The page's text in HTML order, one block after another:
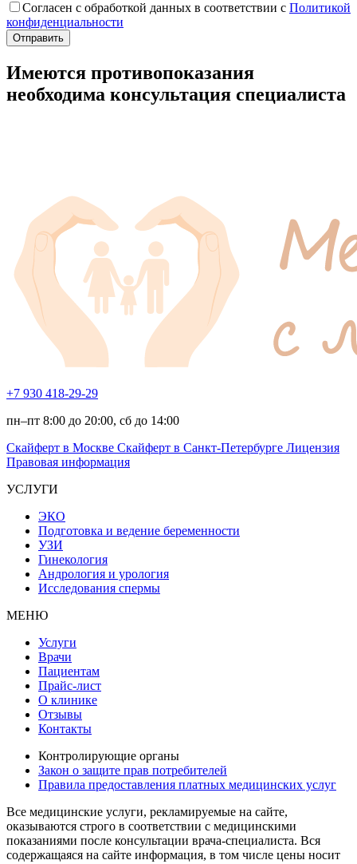
Согласен с обработкой данных в соответствии с Политикой
конфиденциальности
Имеются противопоказания
необходима консультация специалиста
+7 930 418-29-29
пн–пт 8:00 до 20:00, сб до 14:00
Скайферт в Москве Скайферт в Санкт-Петербурге Лицензия
Правовая информация
УСЛУГИ
ЭКО
Подготовка и ведение беременности
УЗИ
Гинекология
Андрология и урология
Исследования спермы
МЕНЮ
Услуги
Врачи
Пациентам
Прайс-лист
О клинике
Отзывы
Контакты
Контролирующие органы
Закон о защите прав потребителей
Правила предоставления платных медицинских услуг
Все медицинские услуги, рекламируемые на сайте,
оказываются строго в соответствии с медицинскими
показаниями после консультации врача-специалиста. Вся
содержащаяся на сайте информация, в том числе цены носит